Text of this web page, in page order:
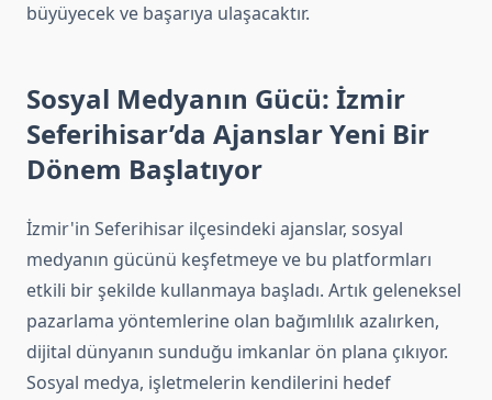
büyüyecek ve başarıya ulaşacaktır.
Sosyal Medyanın Gücü: İzmir
Seferihisar’da Ajanslar Yeni Bir
Dönem Başlatıyor
İzmir'in Seferihisar ilçesindeki ajanslar, sosyal
medyanın gücünü keşfetmeye ve bu platformları
etkili bir şekilde kullanmaya başladı. Artık geleneksel
pazarlama yöntemlerine olan bağımlılık azalırken,
dijital dünyanın sunduğu imkanlar ön plana çıkıyor.
Sosyal medya, işletmelerin kendilerini hedef